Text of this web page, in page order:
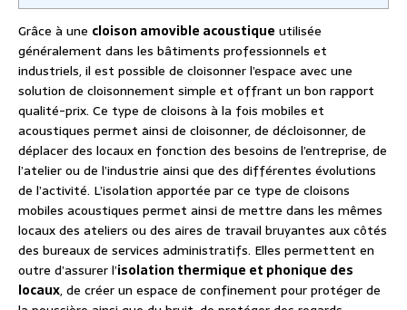
Grâce à une cloison amovible acoustique utilisée
généralement dans les bâtiments professionnels et
industriels, il est possible de cloisonner l’espace avec une
solution de cloisonnement simple et offrant un bon rapport
qualité-prix. Ce type de cloisons à la fois mobiles et
acoustiques permet ainsi de cloisonner, de décloisonner, de
déplacer des locaux en fonction des besoins de l’entreprise, de
l’atelier ou de l’industrie ainsi que des différentes évolutions
de l’activité. L’isolation apportée par ce type de cloisons
mobiles acoustiques permet ainsi de mettre dans les mêmes
locaux des ateliers ou des aires de travail bruyantes aux côtés
des bureaux de services administratifs. Elles permettent en
outre d’assurer l’isolation thermique et phonique des
locaux, de créer un espace de confinement pour protéger de